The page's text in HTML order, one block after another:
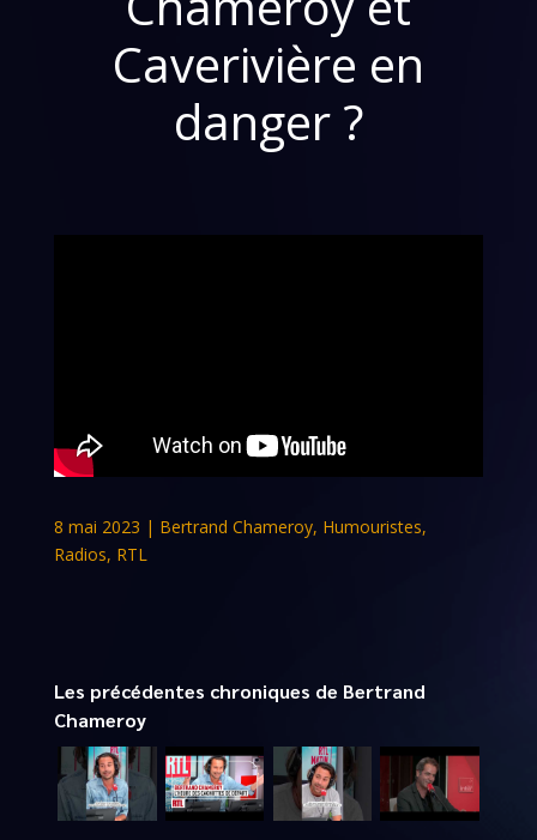
Caverivière en
danger ?
8 mai 2023 | Bertrand Chameroy, Humouristes,
Radios, RTL
Les précédentes chroniques de Bertrand
Chameroy